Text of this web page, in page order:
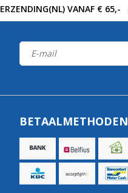
VANAF € 65,-
BETAALMETHODEN